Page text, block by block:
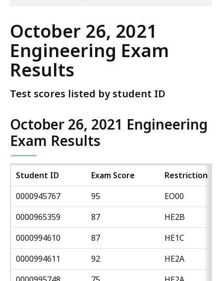
October 26, 2021
Engineering Exam
Results
Test scores listed by student ID
October 26, 2021 Engineering
Exam Results
Student ID Exam Score
Restriction
0000945767
95
EO00
0000965359
87
HE2B
0000994610
87
HE1C
0000994611
92
HE2A